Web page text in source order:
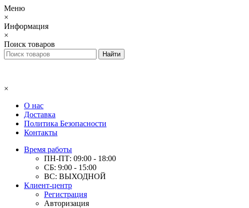
Меню
×
Информация
×
Поиск товаров
×
О нас
Доставка
Политика Безопасности
Контакты
Время работы
ПН-ПТ: 09:00 - 18:00
СБ: 9:00 - 15:00
ВС: ВЫХОДНОЙ
Клиент-центр
Регистрация
Авторизация